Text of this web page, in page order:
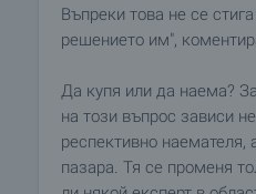
Въпреки това не се
решението им",
Да купя или да наема?
на този въпрос зависи
респективно наемателя,
пазара. Тя се променя